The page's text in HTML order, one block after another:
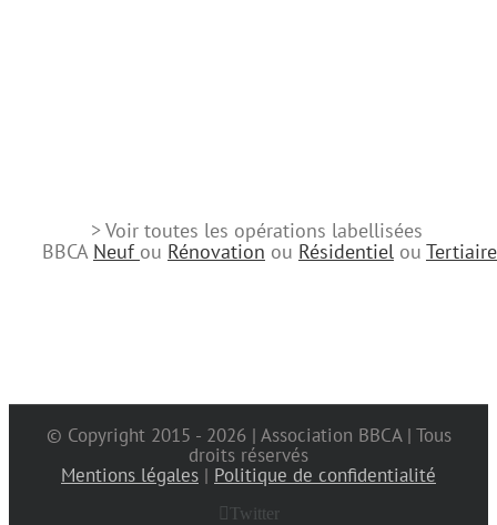
> Voir toutes les opérations labellisées
BBCA Neuf ou Rénovation ou Résidentielou Tertiaire
© Copyright 2015 - 2026 | Association BBCA | Tous
droits réservés
Mentions légales | Politique de confidentialité
Twitter